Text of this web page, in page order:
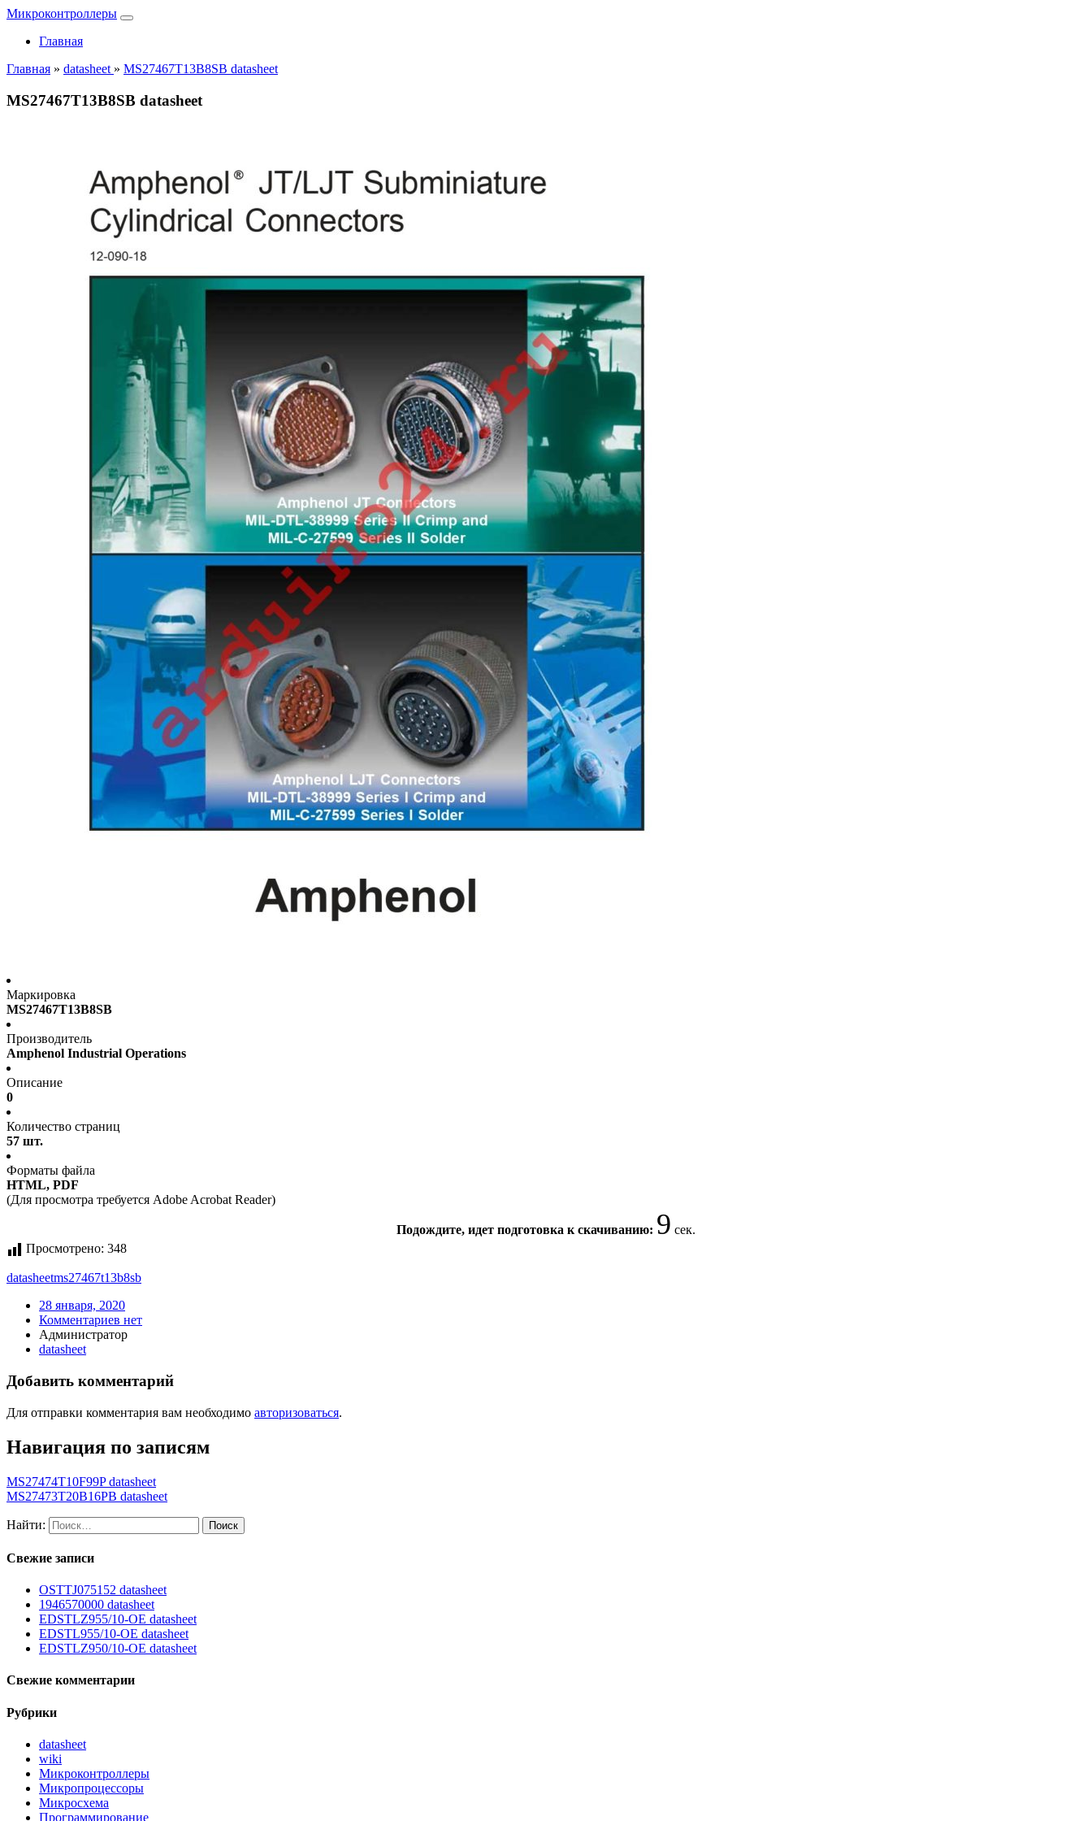
Микроконтроллеры
Главная
Главная » datasheet » MS27467T13B8SB datasheet
MS27467T13B8SB datasheet
Маркировка
MS27467T13B8SB
Производитель
Amphenol Industrial Operations
Описание
0
Количество страниц
57 шт.
Форматы файла
HTML, PDF
(Для просмотра требуется Adobe Acrobat Reader)
Подождите, идет подготовка к скачиванию: 9 сек.
Просмотрено: 348
datasheetms27467t13b8sb
28 января, 2020
Комментариев нет
Администратор
datasheet
Добавить комментарий
Для отправки комментария вам необходимо авторизоваться.
Навигация по записям
MS27474T10F99P datasheet
MS27473T20B16PB datasheet
Найти:
Свежие записи
OSTTJ075152 datasheet
1946570000 datasheet
EDSTLZ955/10-OE datasheet
EDSTL955/10-OE datasheet
EDSTLZ950/10-OE datasheet
Свежие комментарии
Рубрики
datasheet
wiki
Микроконтроллеры
Микропроцессоры
Микросхема
Программирование